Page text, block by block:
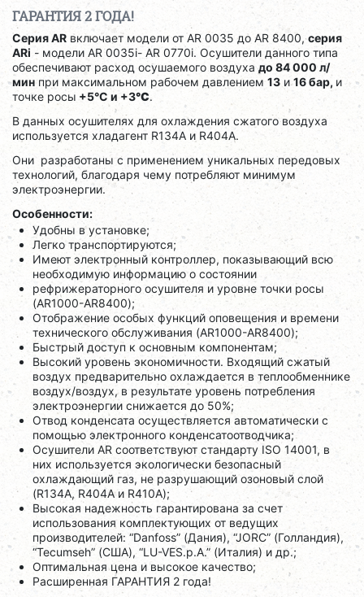
ГАРАНТИЯ 2 ГОДА!
Серия AR включает модели от AR 0035 до AR 8400,серия
ARi - модели AR 0035i- AR 0770i. Осушители данного типа
обеспечивают расход осушаемого воздухадо 84 000 л/
минпри максимальном рабочем давлением 13 и16 бар, и
точке росы +5°C и +3°C.
В данных осушителях для охлаждения сжатого воздуха
используется хладагент R134A и R404A.
Они разработаны с применением уникальных передовых
технологий, благодаря чему потребляют минимум
электроэнергии.
Особенности:
Удобны в установке;
Легко транспортируются;
Имеют электронный контроллер, показывающий всю
необходимую информацию о состоянии
рефрижераторного осушителя и уровне точки росы
(AR1000-AR8400);
Отображение особых функций оповещения и времени
технического обслуживания (AR1000-AR8400);
Быстрый доступ к основным компонентам;
Высокий уровень экономичности. Входящий сжатый
воздух предварительно охлаждается в теплообменнике
воздух/воздух, в результате уровень потребления
электроэнергии снижается до 50%;
Отвод конденсата осуществляется автоматически с
помощью электронного конденсатоотводчика;
Осушители AR соответствуют стандарту ISO 14001, в
них используется экологически безопасный
охлаждающий газ, не разрушающий озоновый слой
(R134A, R404A и R410A);
Высокая надежность гарантирована за счет
использования комплектующих от ведущих
производителей: “Danfoss” (Дания), “JORC” (Голландия),
“Tecumseh” (США), “LU-VES.p.A.” (Италия) и др.;
Оптимальная цена и высокое качество;
Расширенная ГАРАНТИЯ 2 года!